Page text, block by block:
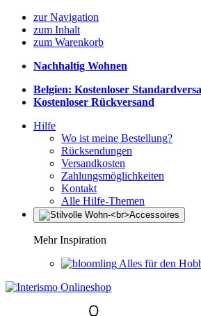
zur Navigation
zum Inhalt
zum Warenkorb
Nachhaltig Wohnen
Belgien: Kostenloser
Kostenloser Rückversand
Hilfe
Wo ist meine Bestellung?
Rücksendungen
Versandkosten
Zahlungsmöglichkeiten
Kontakt
Alle Hilfe-Themen
Mehr Inspiration
Alles für den